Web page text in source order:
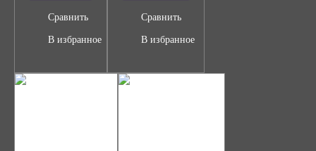
Сравнить
В избранное
Сравнить
В избранное